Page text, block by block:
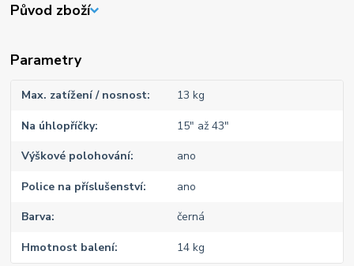
Původ zboží
Parametry
Max. zatížení / nosnost 13 kg
Na úhlopříčky 15" až 43"
Výškové polohování ano
Police na příslušenství ano
Barva černá
Hmotnost balení 14 kg